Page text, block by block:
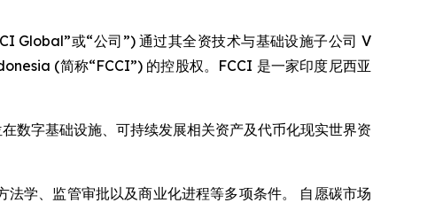
Global”或“公司”) 通过其全资技术与基础设施子公司 V
(简称“FCCI”) 的控股权。FCCI 是一家印度尼西亚
数字基础设施、可持续发展相关资产及代币化现实世界资
学、监管审批以及商业化进程等多项条件。 自愿碳市场